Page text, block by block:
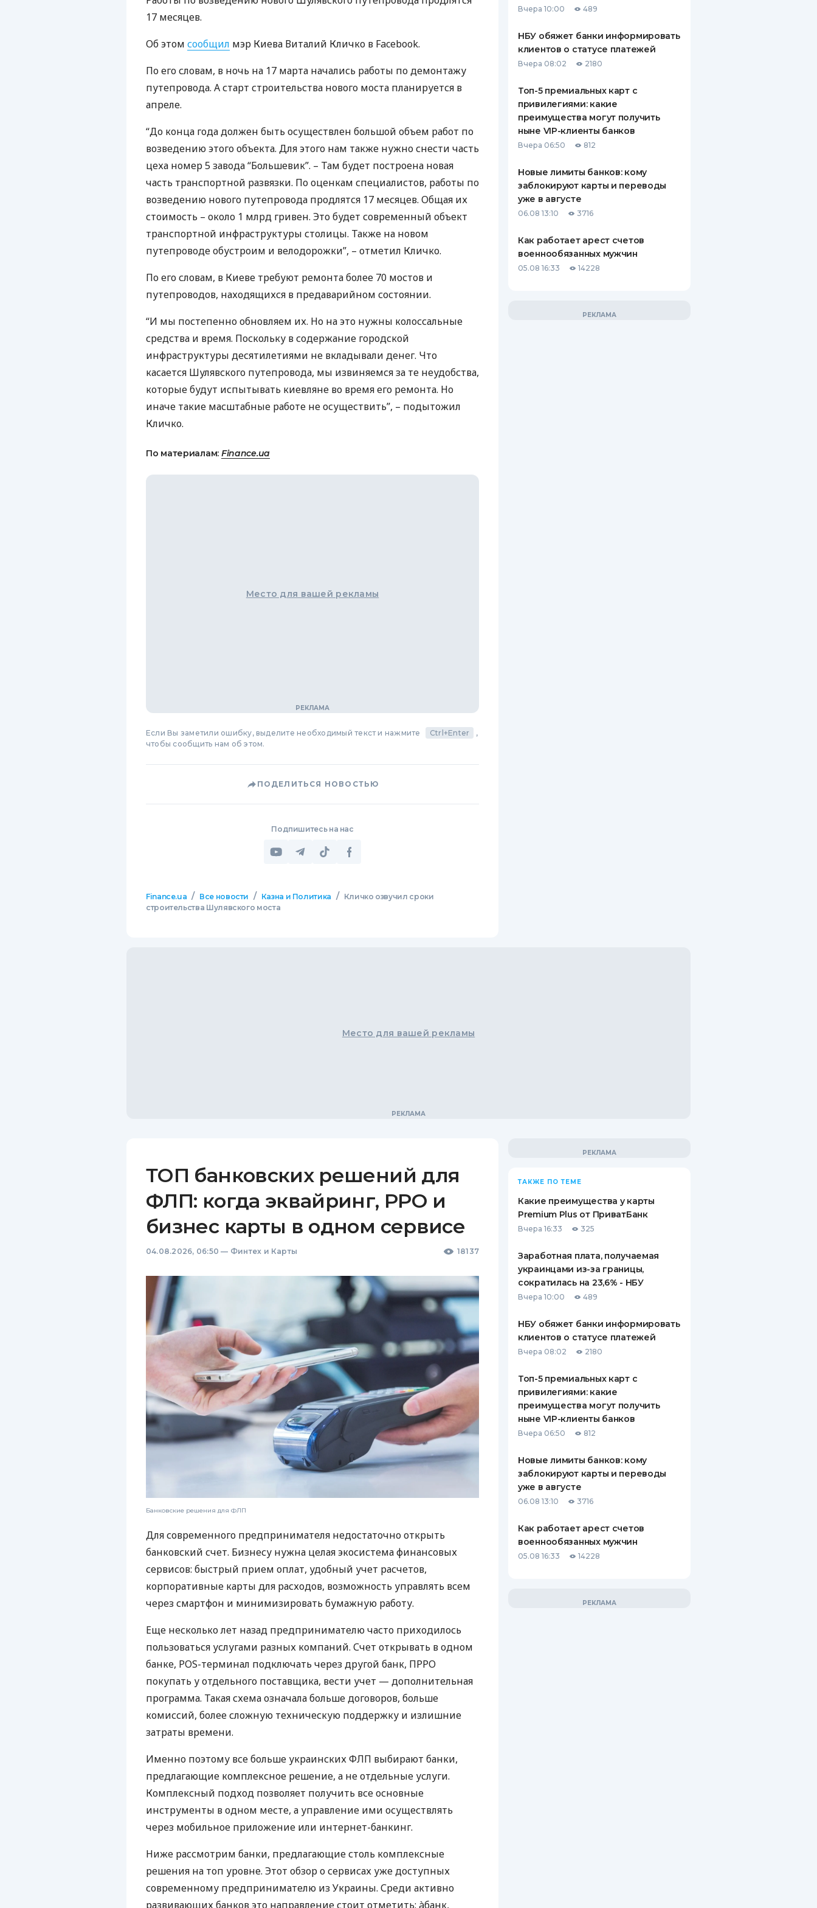
БАНКОВСКИМ КАРТАМ
СТРАХОВАНИЮ
ВСЕ СТРАХОВЫЕ ПОЛИСЫ
ОТЗЫВЫ О СТРАХОВЫХ
КОМПАНИЯХ
17 месяцев.
Об этом сообщил мэр Киева Виталий Кличко в Facebook.
По его словам, в ночь на 17 марта начались работы по демонтажу
путепровода. А старт строительства нового моста планируется в
апреле.
“До конца года должен быть осуществлен большой объем работ по
возведению этого объекта. Для этого нам также нужно снести часть
цеха номер 5 завода “Большевик”. – Там будет построена новая
часть транспортной развязки. По оценкам специалистов, работы по
возведению нового путепровода продлятся 17 месяцев. Общая их
стоимость – около 1 млрд гривен. Это будет современный объект
транспортной инфраструктуры столицы. Также на новом
путепроводе обустроим и велодорожки”, – отметил Кличко.
По его словам, в Киеве требуют ремонта более 70 мостов и
путепроводов, находящихся в предаварийном состоянии.
“И мы постепенно обновляем их. Но на это нужны колоссальные
средства и время. Поскольку в содержание городской
инфраструктуры десятилетиями не вкладывали денег. Что
касается Шулявского путепровода, мы извиняемся за те неудобства,
которые будут испытывать киевляне во время его ремонта. Но
иначе такие масштабные работе не осуществить”, – подытожил
Кличко.
По материалам: Finance.ua
Место для вашей рекламы
Если Вы заметили ошибку, выделите необходимый текст и нажмите Ctrl+Enter
,
чтобы сообщить нам об этом.
ПОДЕЛИТЬСЯ НОВОСТЬЮ
Подпишитесь на нас
Finance.ua / Все новости / Казна и Политика /
Кличко озвучил сроки
строительства Шулявского моста
Вчера 10:00 489
НБУ обяжет банки информировать
клиентов о статусе платежей
Вчера 08:02 2180
Топ-5 премиальных карт с
привилегиями: какие
преимущества могут получить
ныне VIP-клиенты банков
Вчера 06:50 812
Новые лимиты банков: кому
заблокируют карты и переводы
уже в августе
06.08 13:10 3716
Как работает арест счетов
военнообязанных мужчин
05.08 16:33 14228
Место для вашей рекламы
ТОП банковских решений для
ФЛП: когда эквайринг, РРО и
бизнес карты в одном сервисе
04.08.2026, 06:50 — Финтех и Карты 18137
Банковские решения для ФЛП
Для современного предпринимателя недостаточно открыть
банковский счет. Бизнесу нужна целая экосистема финансовых
сервисов: быстрый прием оплат, удобный учет расчетов,
корпоративные карты для расходов, возможность управлять всем
через смартфон и минимизировать бумажную работу.
Еще несколько лет назад предпринимателю часто приходилось
пользоваться услугами разных компаний. Счет открывать в одном
банке, POS-терминал подключать через другой банк, ПРРО
покупать у отдельного поставщика, вести учет — дополнительная
программа. Такая схема означала больше договоров, больше
комиссий, более сложную техническую поддержку и излишние
затраты времени.
Именно поэтому все больше украинских ФЛП выбирают банки,
предлагающие комплексное решение, а не отдельные услуги.
Комплексный подход позволяет получить все основные
инструменты в одном месте, а управление ими осуществлять
через мобильное приложение или интернет-банкинг.
Ниже рассмотрим банки, предлагающие столь комплексные
решения на топ уровне. Этот обзор о сервисах уже доступных
современному предпринимателю из Украины. Среди активно
развивающих банков это направление стоит отметить: àбанк,
ТАКЖЕ ПО ТЕМЕ
Какие преимущества у карты
Premium Plus от ПриватБанк
Вчера 16:33 325
Заработная плата, получаемая
украинцами из-за границы,
сократилась на 23,6% - НБУ
Вчера 10:00 489
НБУ обяжет банки информировать
клиентов о статусе платежей
Вчера 08:02 2180
Топ-5 премиальных карт с
привилегиями: какие
преимущества могут получить
ныне VIP-клиенты банков
Вчера 06:50 812
Новые лимиты банков: кому
заблокируют карты и переводы
уже в августе
06.08 13:10 3716
Как работает арест счетов
военнообязанных мужчин
05.08 16:33 14228